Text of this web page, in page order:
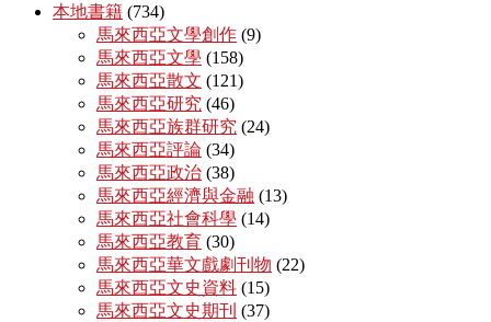
本地書籍 (734)
馬來西亞文學創作 (9)
馬來西亞文學 (158)
馬來西亞散文 (121)
馬來西亞研究 (46)
馬來西亞族群研究 (24)
馬來西亞評論 (34)
馬來西亞政治 (38)
馬來西亞經濟與金融 (13)
馬來西亞社會科學 (14)
馬來西亞教育 (30)
馬來西亞華文戲劇刊物 (22)
馬來西亞文史資料 (15)
馬來西亞文史期刊 (37)